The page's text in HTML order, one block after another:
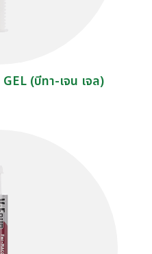
(บีทา-เจน เจล)